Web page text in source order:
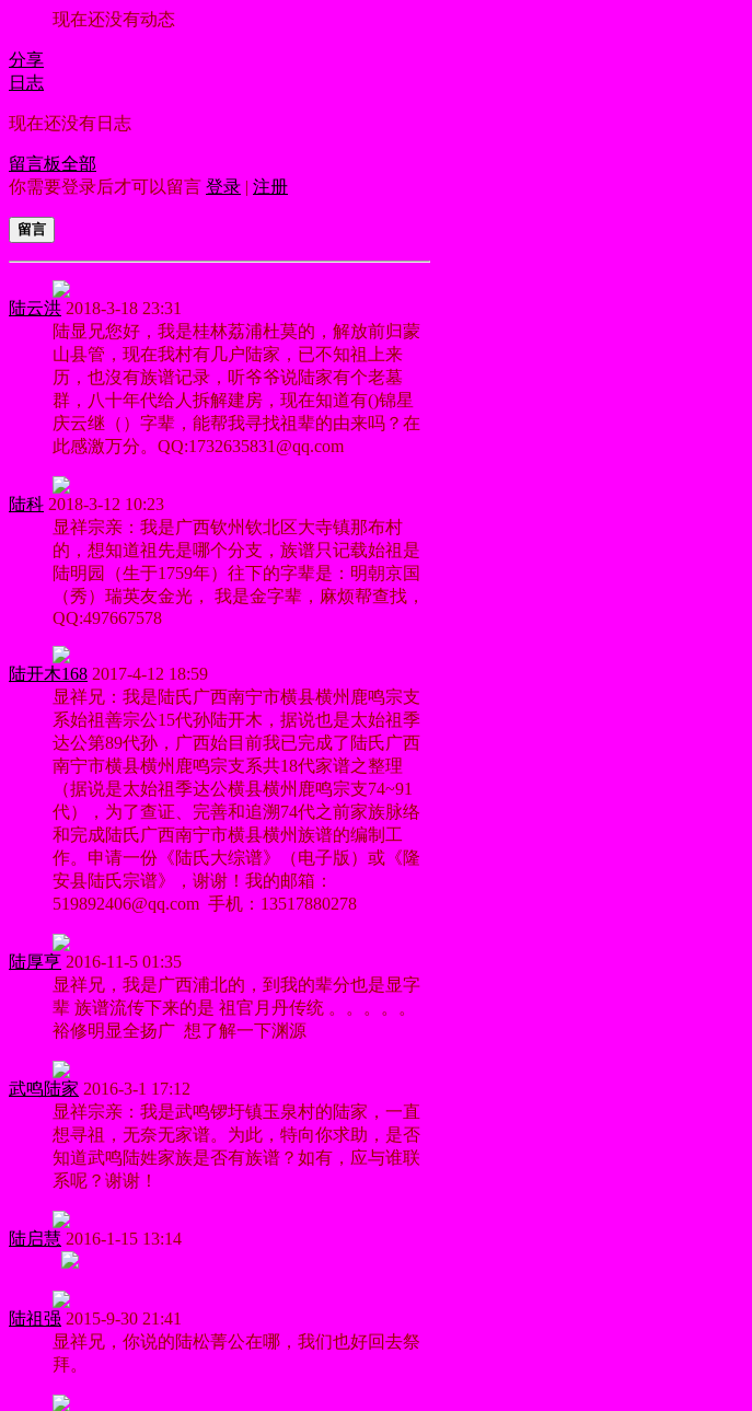
现在还没有动态
分享
日志
现在还没有日志
留言板全部
你需要登录后才可以留言 登录 | 注册
留言
陆云洪 2018-3-18 23:31
陆显兄您好，我是桂林荔浦杜莫的，解放前归蒙
山县管，现在我村有几户陆家，已不知祖上来
历，也沒有族谱记录，听爷爷说陆家有个老墓
群，八十年代给人拆解建房，现在知道有()锦星
庆云继（）字辈，能帮我寻找祖辈的由来吗？在
此感激万分。QQ:1732635831@qq.com
陆科 2018-3-12 10:23
显祥宗亲：我是广西钦州钦北区大寺镇那布村
的，想知道祖先是哪个分支，族谱只记载始祖是
陆明园（生于1759年）往下的字辈是：明朝京国
（秀）瑞英友金光， 我是金字辈，麻烦帮查找，
QQ:497667578
陆开木168 2017-4-12 18:59
显祥兄：我是陆氏广西南宁市横县横州鹿鸣宗支
系始祖善宗公15代孙陆开木，据说也是太始祖季
达公第89代孙，广西始目前我已完成了陆氏广西
南宁市横县横州鹿鸣宗支系共18代家谱之整理
（据说是太始祖季达公横县横州鹿鸣宗支74~91
代），为了查证、完善和追溯74代之前家族脉络
和完成陆氏广西南宁市横县横州族谱的编制工
作。申请一份《陆氏大综谱》（电子版）或《隆
安县陆氏宗谱》，谢谢！我的邮箱：
519892406@qq.com 手机：13517880278
陆厚亨 2016-11-5 01:35
显祥兄，我是广西浦北的，到我的辈分也是显字
辈 族谱流传下来的是 祖官月丹传统 。。。。。
裕修明显全扬广 想了解一下渊源
武鸣陆家 2016-3-1 17:12
显祥宗亲：我是武鸣锣圩镇玉泉村的陆家，一直
想寻祖，无奈无家谱。为此，特向你求助，是否
知道武鸣陆姓家族是否有族谱？如有，应与谁联
系呢？谢谢！
陆启慧 2016-1-15 13:14
陆祖强 2015-9-30 21:41
显祥兄，你说的陆松菁公在哪，我们也好回去祭
拜。